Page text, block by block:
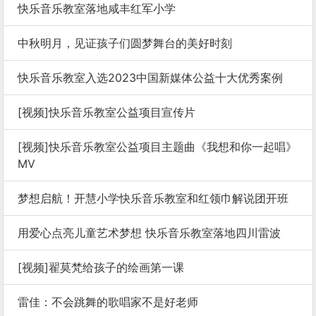
快乐音乐教室落地咸丰红军小学
中秋明月，见证孩子们圆梦舞台的美好时刻
快乐音乐教室入选2023中国新媒体公益十大优秀案例
[视频]快乐音乐教室公益项目宣传片
[视频]快乐音乐教室公益项目主题曲《我想和你一起唱》
MV
梦想启航！开慧小学快乐音乐教室和红领巾解说团开班
用爱心点亮儿童艺术梦想 快乐音乐教室落地四川雷波
[视频]翟莫梵给孩子的绘画第一课
雷佳：不会跳舞的歌唱家不是好老师